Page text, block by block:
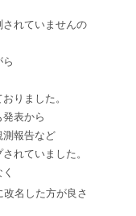
れていませんの
りました。
表から
測報告など
れていました。
改名した方が良さ